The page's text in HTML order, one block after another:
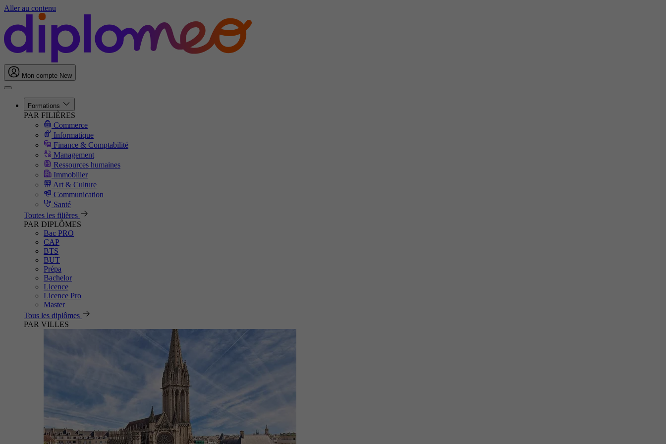
Aller au contenu
Mon compte New
Formations
PAR FILIÈRES
Commerce
Informatique
Finance & Comptabilité
Management
Ressources humaines
Immobilier
Art & Culture
Communication
Santé
Toutes les filières
PAR DIPLÔMES
Bac PRO
CAP
BTS
BUT
Prépa
Bachelor
Licence
Licence Pro
Master
Tous les diplômes
PAR VILLES